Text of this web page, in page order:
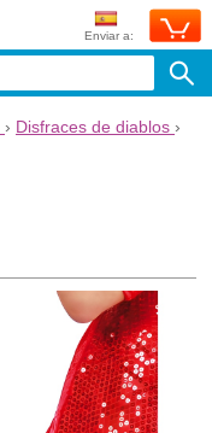
Enviar a:
› Disfraces de diablos ›